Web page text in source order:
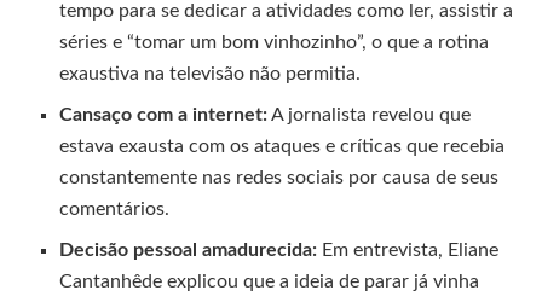
tempo para se dedicar a atividades como ler, assistir a
séries e “tomar um bom vinhozinho”, o que a rotina
exaustiva na televisão não permitia.
Cansaço com a internet:A jornalista revelou que
estava exausta com os ataques e críticas que recebia
constantemente nas redes sociais por causa de seus
comentários.
Decisão pessoal amadurecida: Em entrevista, Eliane
Cantanhêde explicou que a ideia de parar já vinha